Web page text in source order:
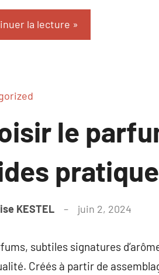
la lecture
le
KESTEL juin 2, 2024
subtiles signatures
Créés à partir de